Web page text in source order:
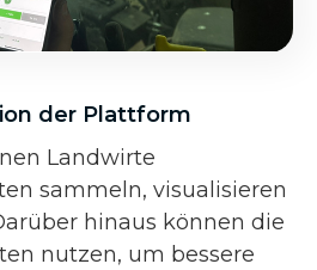
der Plattform
Landwirte
sammeln, visualisieren
hinaus können die
nutzen, um bessere